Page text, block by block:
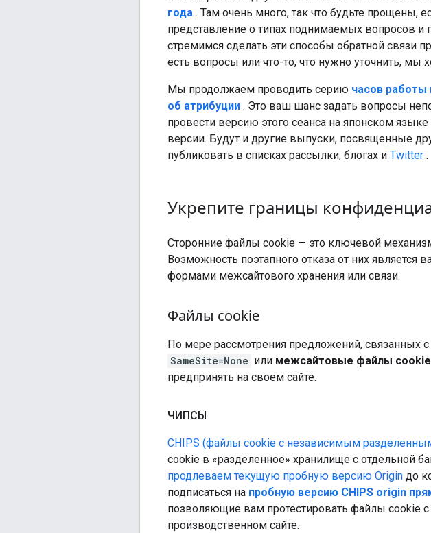
года . Там очень много, так что будьте прощены,
представление о типах поднимаемых вопросов
стремимся сделать эти способы обратной связи
есть вопросы или что-то, что нужно уточнить, мы
Мы продолжаем проводить серию часов работы
об атрибуции . Это ваш шанс задать вопросы
провести версию этого сеанса на японском
версии. Будут и другие выпуски, посвященные
публиковать в списках рассылки, блогах и Twitter .
Укрепите границы
Сторонние файлы cookie — это ключевой
Возможность поэтапного отказа от них
формами межсайтового хранения или связи.
Файлы cookie
По мере рассмотрения предложений, связанных
SameSite=None или межсайтовые файлы cookie
предпринять на своем сайте.
ЧИПСЫ
CHIPS (файлы cookie с независимым
cookie в «разделенное» хранилище с отдельной
продлеваем текущую пробную версию Origin до
подписаться на пробную версию CHIPS origin
позволяющие вам протестировать файлы cookie с
производственном сайте.